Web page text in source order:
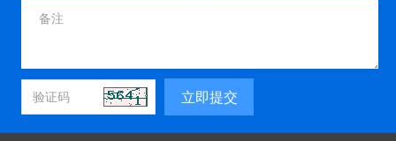
立即提交